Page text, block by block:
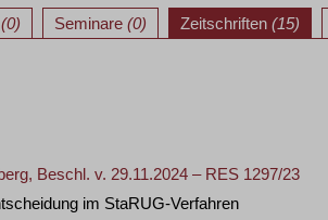
(0) Seminare (0) Zeitschriften (15)
Beschl. v. 29.11.2024 – RES 1297/23
im StaRUG-Verfahren